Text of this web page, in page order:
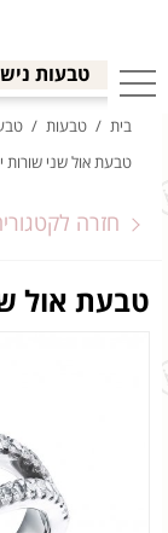
טבעות
בית / טבעות /
טבעת אול שני שורות
חזרה
טבעת אול